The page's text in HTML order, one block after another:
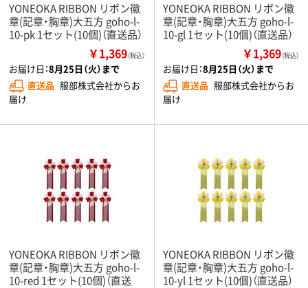
YONEOKA RIBBON リボン徽
章(記章・胸章)大五方 goho-l-
10-pk 1セット(10個)（直送品）
￥1,369（税込）
お届け日：8月25日（火）まで
直送品 服部株式会社からお
届け
YONEOKA RIBBON リボン徽
章(記章・胸章)大五方 goho-l-
10-gl 1セット(10個)（直送品）
￥1,369（税込）
お届け日：8月25日（火）まで
直送品 服部株式会社からお
届け
YONEOKA RIBBON リボン徽
章(記章・胸章)大五方 goho-l-
10-red 1セット(10個)（直送
YONEOKA RIBBON リボン徽
章(記章・胸章)大五方 goho-l-
10-yl 1セット(10個)（直送品）